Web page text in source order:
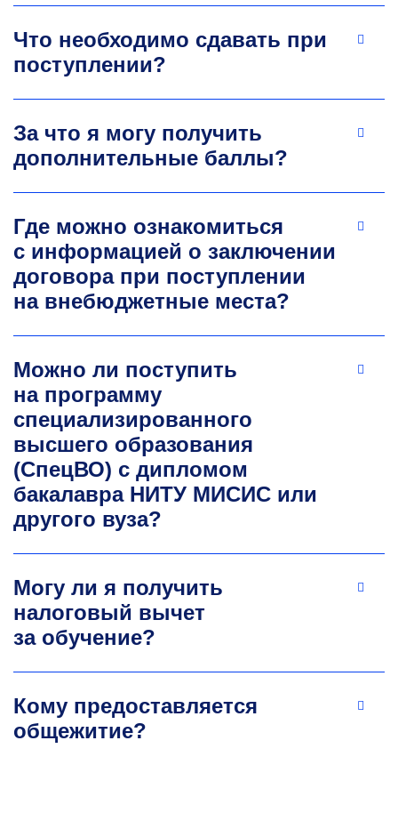
Что необходимо сдавать при
поступлении?
За что я могу получить
дополнительные баллы?
Где можно ознакомиться
с информацией о заключении
договора при поступлении
на внебюджетные места?
Можно ли поступить
на программу
специализированного
высшего образования
(СпецВО) с дипломом
бакалавра НИТУ МИСИС или
другого вуза?
Могу ли я получить
налоговый вычет
за обучение?
Кому предоставляется
общежитие?